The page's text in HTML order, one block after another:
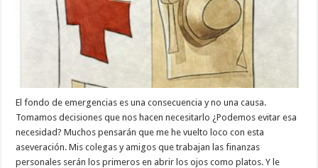
El fondo de emergencias es una consecuencia y no una causa.
Tomamos decisiones que nos hacen necesitarlo ¿Podemos evitar esa
necesidad? Muchos pensarán que me he vuelto loco con esta
aseveración. Mis colegas y amigos que trabajan las finanzas
personales serán los primeros en abrir los ojos como platos. Y le